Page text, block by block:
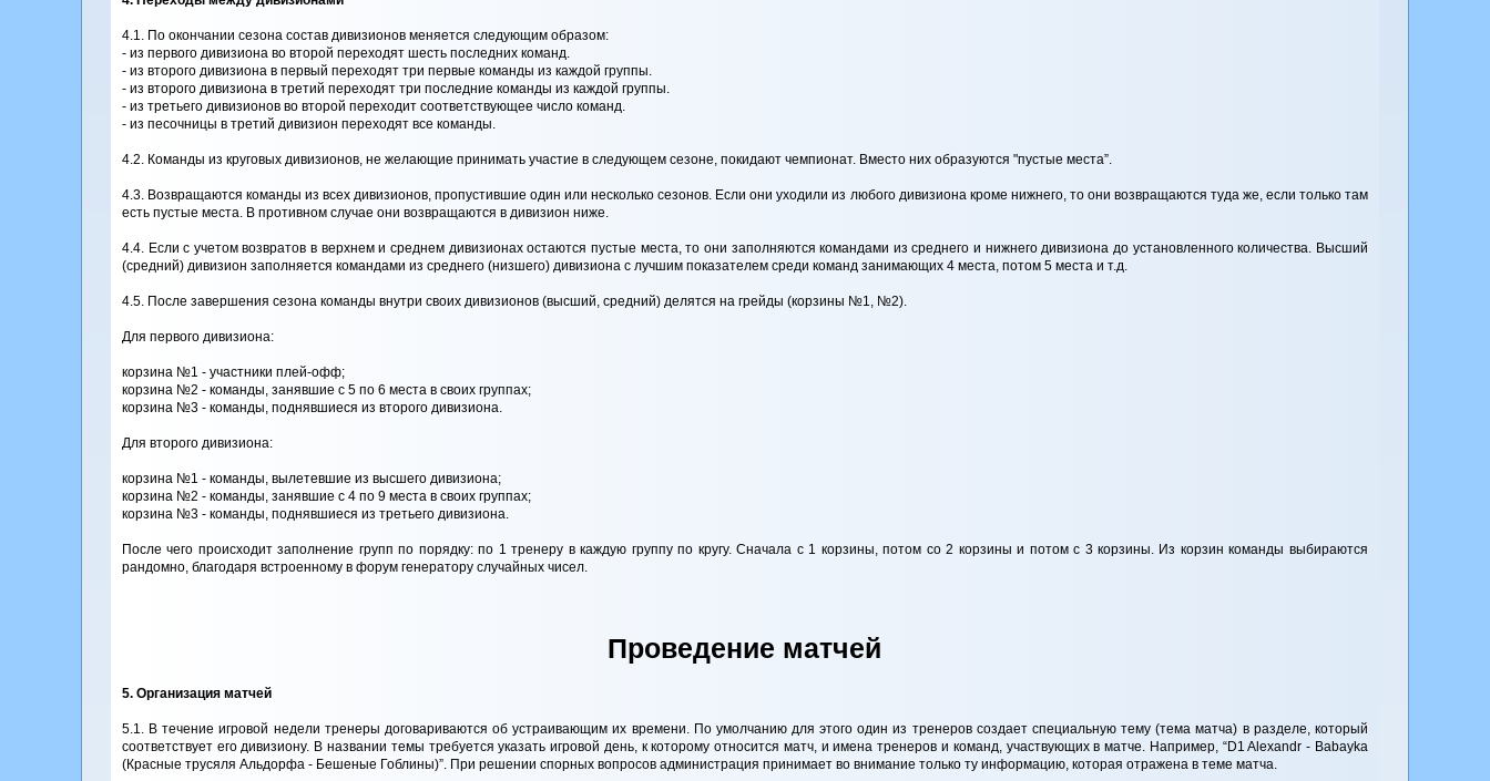
4.1. По окончании сезона состав дивизионов меняется следующим образом:
- из первого дивизиона во второй переходят шесть последних команд.
- из второго дивизиона в первый переходят три первые команды из каждой группы.
- из второго дивизиона в третий переходят три последние команды из каждой группы.
- из третьего дивизионов во второй переходит соответствующее число команд.
- из песочницы в третий дивизион переходят все команды.
4.2. Команды из круговых дивизионов, не желающие принимать участие в следующем сезоне, покидают чемпионат. Вместо них образуются "пустые места”.
4.3. Возвращаются команды из всех дивизионов, пропустившие один или несколько сезонов. Если они уходили из любого дивизиона кроме нижнего, то они возвращаются туда же, если только там
есть пустые места. В противном случае они возвращаются в дивизион ниже.
4.4. Если с учетом возвратов в верхнем и среднем дивизионах остаются пустые места, то они заполняются командами из среднего и нижнего дивизиона до установленного количества. Высший
(средний) дивизион заполняется командами из среднего (низшего) дивизиона с лучшим показателем среди команд занимающих 4 места, потом 5 места и т.д.
4.5. После завершения сезона команды внутри своих дивизионов (высший, средний) делятся на грейды (корзины №1, №2).
Для первого дивизиона:
корзина №1 - участники плей-офф;
корзина №2 - команды, занявшие с 5 по 6 места в своих группах;
корзина №3 - команды, поднявшиеся из второго дивизиона.
Для второго дивизиона:
корзина №1 - команды, вылетевшие из высшего дивизиона;
корзина №2 - команды, занявшие с 4 по 9 места в своих группах;
корзина №3 - команды, поднявшиеся из третьего дивизиона.
После чего происходит заполнение групп по порядку: по 1 тренеру в каждую группу по кругу. Сначала с 1 корзины, потом со 2 корзины и потом с 3 корзины. Из корзин команды выбираются
рандомно, благодаря встроенному в форум генератору случайных чисел.
Проведение матчей
5. Организация матчей
5.1. В течение игровой недели тренеры договариваются об устраивающим их времени. По умолчанию для этого один из тренеров создает специальную тему (тема матча) в разделе, который
соответствует его дивизиону. В названии темы требуется указать игровой день, к которому относится матч, и имена тренеров и команд, участвующих в матче. Например, “D1 Alexandr - Babayka
(Красные трусяля Альдорфа - Бешеные Гоблины)”. При решении спорных вопросов администрация принимает во внимание только ту информацию, которая отражена в теме матча.